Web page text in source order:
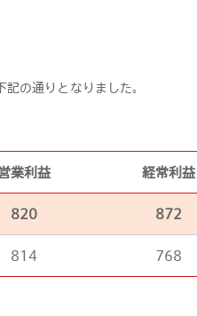
の通りとなりました。
業利益 経常利益
820 872
814 768